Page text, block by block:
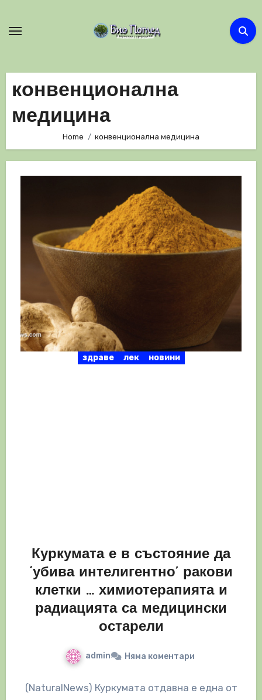
конвенционална
медицина
Home конвенционална медицина
здраве лек новини
Куркумата е в състояние да
‘убива интелигентно’ ракови
клетки … химиотерапията и
радиацията са медицински
остарели
admin Няма коментари
(NaturalNews) Куркумата отдавна е една от